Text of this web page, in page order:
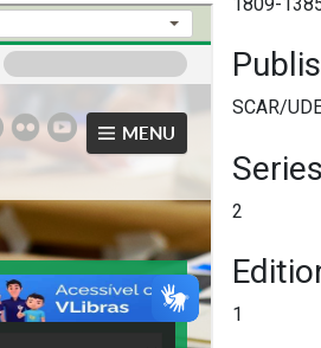
SCAR/
Series
2
1